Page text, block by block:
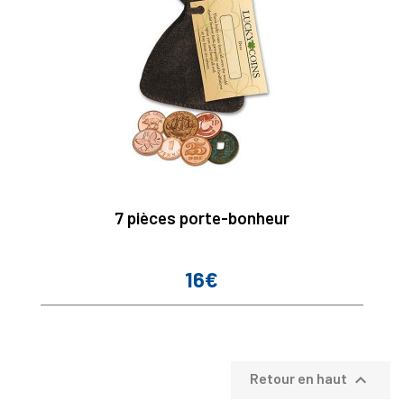
7 pièces porte-bonheur
Prix
16€
Retour en haut 